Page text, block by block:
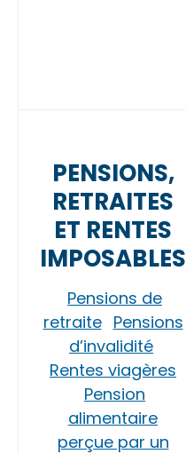
PENSIONS,
RETRAITES
ET RENTES
IMPOSABLES
Pensions de
retraite Pensions
d’invalidité
Rentes viagères
Pension
alimentaire
perçue par un